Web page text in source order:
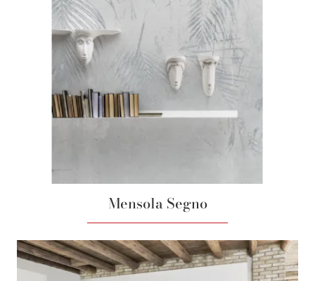
Mensola Segno